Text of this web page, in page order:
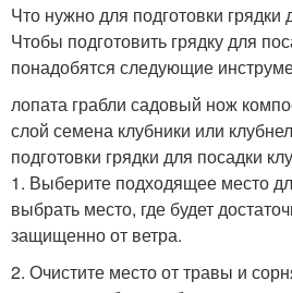
Что нужно для подготовки грядки
Чтобы подготовить грядку для
понадобятся следующие
лопата грабли садовый нож
слой семена клубники или
подготовки грядки для посадки
1. Выберите подходящее место
выбрать место, где будет
защищенно от ветра.
2. Очистите место от травы и